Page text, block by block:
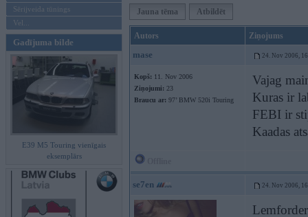
Sērijveida tūnings
Vel...
Gadījuma bilde
E39 M5 Touring vienīgais
eksemplārs
Jauna tēma Atbildēt
Autors Ziņojums
mase 24. Nov 2006,
Kopš: 11. Nov 2006
Ziņojumi: 23
Braucu ar: 97’ BMW 520i Touring
Vajag
Kuras ir
FEBI ir
Kaadas
se7en 24. Nov 2006,